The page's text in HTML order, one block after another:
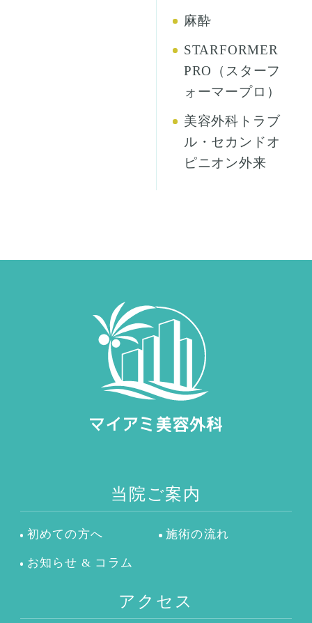
麻酔
STARFORMER
PRO（スターフ
ォーマープロ）
美容外科トラブ
ル・セカンドオ
ピニオン外来
当院ご案内
初めての方へ 施術の流れ
お知らせ & コラム
アクセス